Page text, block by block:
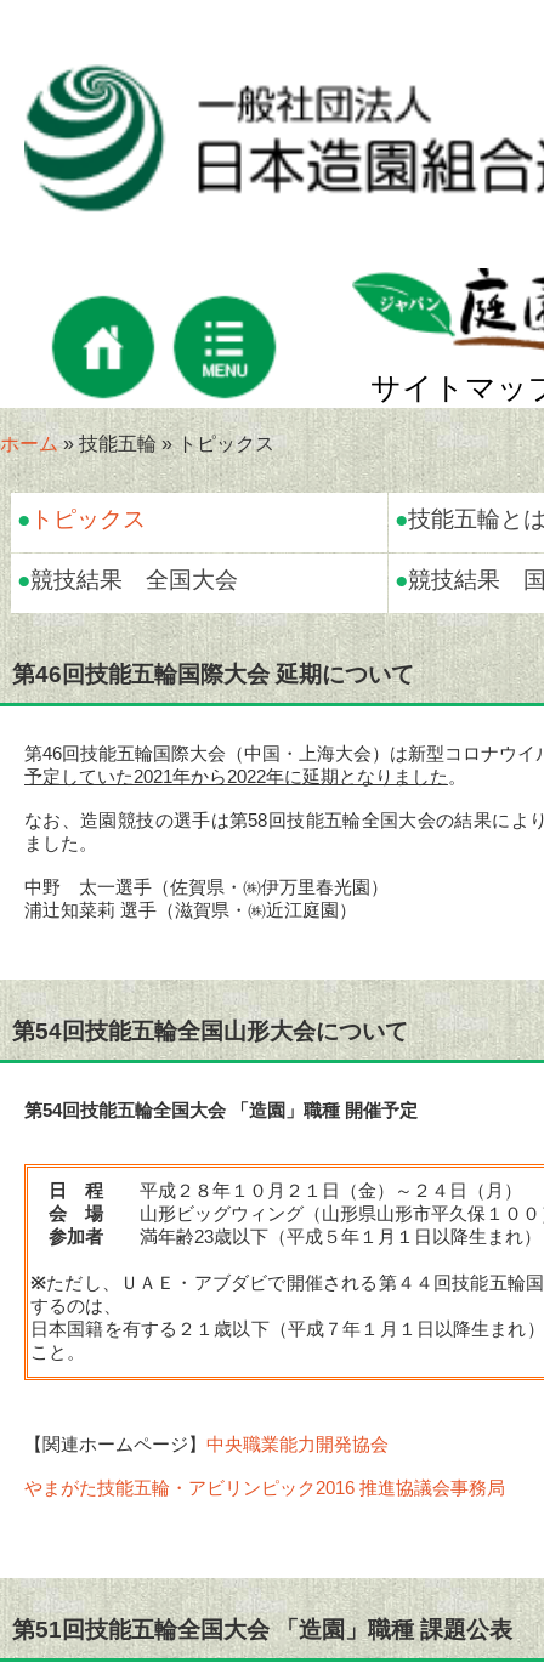
サイトマッ
ホーム» 技能五輪 » トピックス
● トピックス ●技能五輪と
●競技結果 全国大会 ●競技結果
第46回技能五輪国際大会 延期について
第46回技能五輪国際大会（中国・上海大会）は新型コロナウイ
予定していた2021年から2022年に延期となりました 。
なお、造園競技の選手は第58回技能五輪全国大会の結果によ
ました。
中野 太一選手（佐賀県・㈱伊万里春光園）
浦辻知菜莉 選手（滋賀県・㈱近江庭園）
第54回技能五輪全国山形大会について
第54回技能五輪全国大会 「造園」職種 開催予定
日 程 平成２８年１０月２１日（金）～２４日（月）
会 場山形ビッグウィング（山形県山形市平久保１００
参加者 満年齢23歳以下（平成５年１月１日以降生まれ
※ただし、ＵＡＥ・アブダビで開催される第４４回技能五輪
するのは、
日本国籍を有する２１歳以下（平成７年１月１日以降生まれ
こと。
【関連ホームページ】 中央職業能力開発協会
やまがた技能五輪・アビリンピック2016 推進協議会事務局
第51回技能五輪全国大会 「造園」職種 課題公表